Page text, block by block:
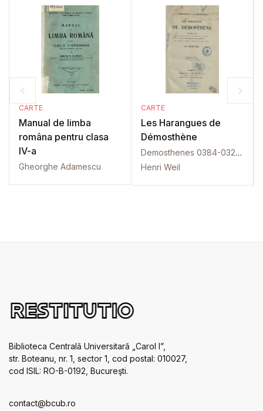
CARTE
Manual de limba
româna pentru clasa
IV-a
Gheorghe Adamescu
CARTE
Les Harangues de
Démosthène
Demosthenes 0384-0322 î.H.
Henri Weil
Biblioteca Centrală Universitară „Carol I”,
str. Boteanu, nr. 1, sector 1, cod postal: 010027,
cod ISIL: RO-B-0192, Bucureşti.
contact@bcub.ro